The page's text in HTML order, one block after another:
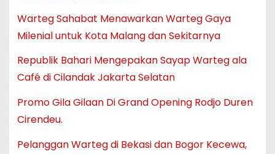
Warteg Sahabat Menawarkan Warteg Gaya
Milenial untuk Kota Malang dan Sekitarnya
Republik Bahari Mengepakan Sayap Warteg ala
Café di Cilandak Jakarta Selatan
Promo Gila Gilaan Di Grand Opening Rodjo Duren
Cirendeu.
Pelanggan Warteg di Bekasi dan Bogor Kecewa,